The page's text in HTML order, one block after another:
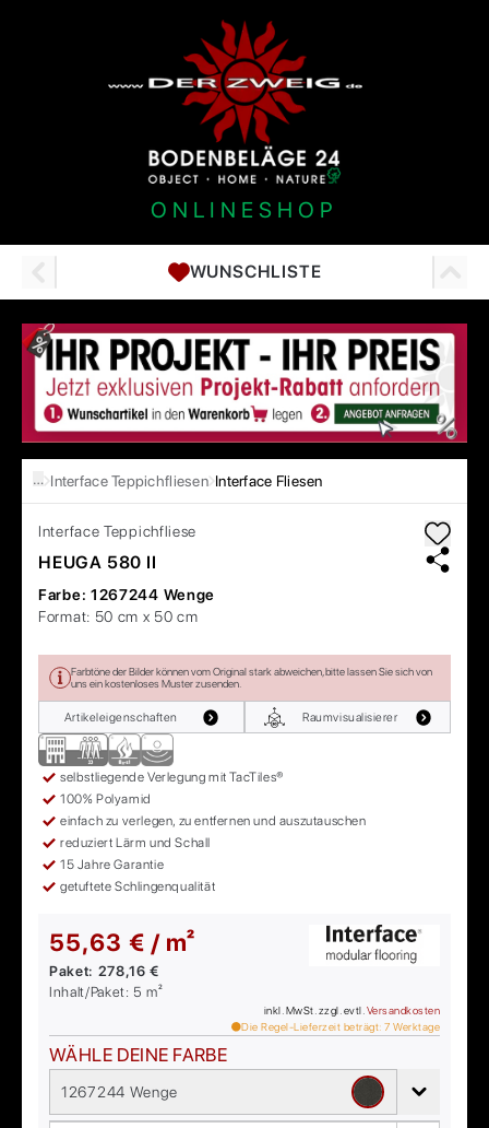
ONLINESHOP
WUNSCHLISTE
… Interface Teppichfliesen Interface Fliesen
Interface Teppichfliese
HEUGA 580 II
Farbe: 1267244 Wenge
Format: 50 cm x 50 cm
Farbtöne der Bilder können vom Original stark abweichen, bitte lassen Sie sich von
uns ein kostenloses Muster zusenden.
Artikeleigenschaften Raumvisualisierer
selbstliegende Verlegung mit TacTiles®
100% Polyamid
einfach zu verlegen, zu entfernen und auszutauschen
reduziert Lärm und Schall
15 Jahre Garantie
getuftete Schlingenqualität
55,63 € / m²
Paket: 278,16 €
Inhalt/Paket: 5 m²
inkl. MwSt. zzgl. evtl. Versandkosten
Die Regel-Lieferzeit beträgt: 7 Werktage
WÄHLE DEINE FARBE
1267244 Wenge